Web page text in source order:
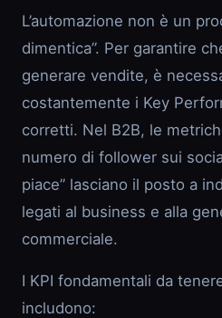
L’automazione non è un
dimentica”. Per garantire
generare vendite, è
costantemente i Key
corretti. Nel B2B, le
numero di follower sui
piace” lasciano il posto a
legati al business e alla
commerciale.
I KPI fondamentali da
includono: